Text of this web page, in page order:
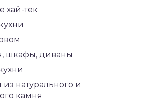
хай-тек
шкафы, диваны
натурального и
камня